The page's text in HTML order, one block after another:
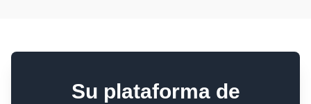
Su plataforma de